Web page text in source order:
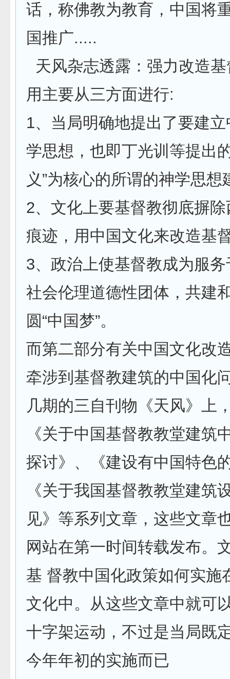
话，称佛教为教育，中国将
国推广.....
天风杂志透露：强力改造
用主要从三方面进行:
1、当局明确地提出了要建
学思想，也即丁光训等提出
义”为核心的所谓的神学思想
2、文化上要基督教彻底摒
痕迹，用中国文化来改造基
3、政治上使基督教成为服
社会伦理道德性团体，共建
圆“中国梦”。
而第二部分有关中国文化改
牵涉到基督教建筑的中国化
几期的三自刊物《天风》上
《关于中国基督教教堂建筑
探讨》、《建设有中国特色
《关于我国基督教教堂建筑
见》等系列文章，这些文章
网站在第一时间转载发布。
基 督教中国化政策如何实施
文化中。从这些文章中就可
十字架运动，不过是当局既
今年年初的实施而已